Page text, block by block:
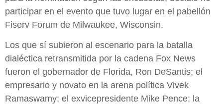
participar en el evento que tuvo lugar en el pabellón
Fiserv Forum de Milwaukee, Wisconsin.
Los que sí subieron al escenario para la batalla
dialéctica retransmitida por la cadena Fox News
fueron el gobernador de Florida, Ron DeSantis; el
empresario y novato en la arena política Vivek
Ramaswamy; el exvicepresidente Mike Pence; la